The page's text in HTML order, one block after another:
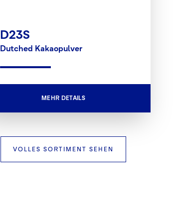
D23S
Dutched Kakaopulver
MEHR DETAILS
VOLLES SORTIMENT SEHEN